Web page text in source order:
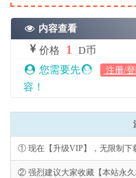
内容查看
价格 1
D币
您需要先
注册/
容！
① 现在【升级VIP】，无限制下
② 强烈建议大家收藏【本站永